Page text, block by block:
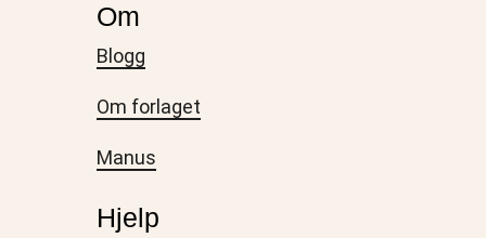
Om
Blogg
Om forlaget
Manus
Hjelp